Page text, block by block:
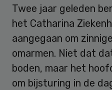
Twee jaar geleden
het Catharina
aangegaan om
omarmen. Niet dat
boden, maar het
om bijsturing in de